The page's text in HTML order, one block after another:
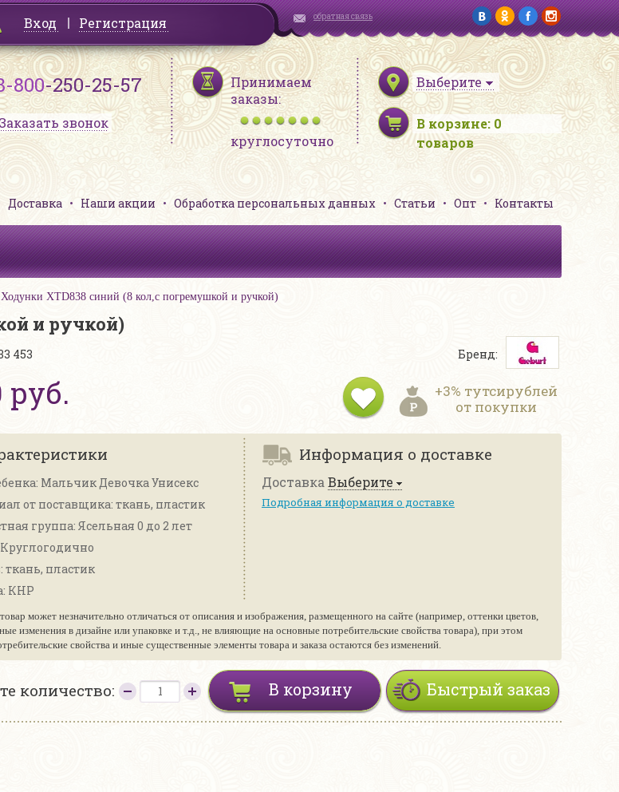
Вход Регистрация обратная связь
800-250-25-57
Заказать звонок
Принимаем
заказы:
круглосуточно
Выберите
В корзине: 0
товаров
Доставка Наши акции Обработка персональных данных Статьи Опт Контакты
Ходунки XTD838 синий (8 кол,с погремушкой и ручкой)
и ручкой)
453
руб.
Бренд:
+3% тутсирублей
от покупки
Мальчик Девочка Унисекс
от поставщика: ткань, пластик
группа: Ясельная 0 до 2 лет
Круглогодично
ткань, пластик
КНР
Информация о доставке
Доставка Выберите
Подробная информация о доставке
может незначительно отличаться от описания и изображения, размещенного на сайте (например, оттенки цветов,
изменения в дизайне или упаковке и т.д., не влияющие на основные потребительские свойства товара), при этом
свойства и иные существенные элементы товара и заказа остаются без изменений.
количество: Быстрый заказ
В корзину